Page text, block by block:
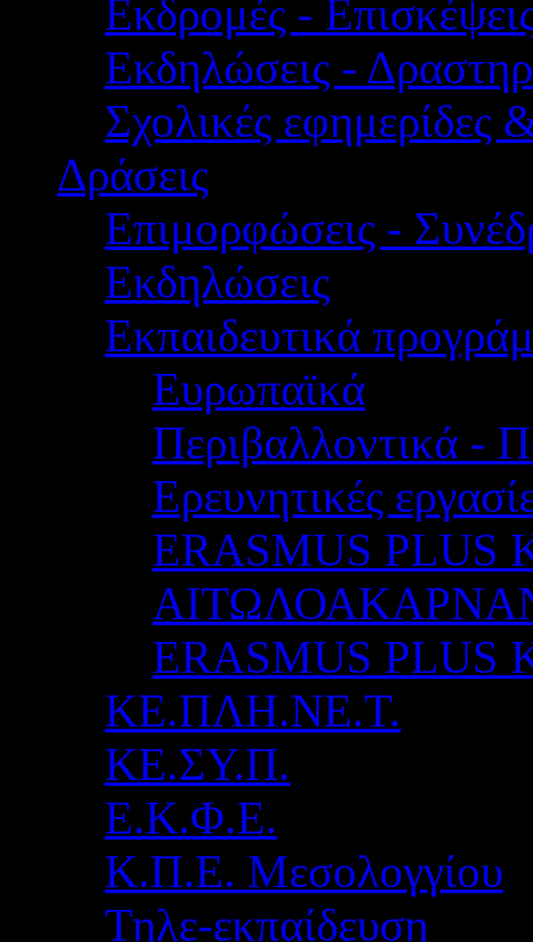
Εκδρομές -
Εκδηλώσεις -
Σχολικές εφημερίδες
Δράσεις
Επιμορφώσεις -
Εκδηλώσεις
Εκπαιδευτικά
Ευρωπαϊκά
Περιβαλλοντικά -
Ερευνητικές
ERASMUS PLUS
ERASMUS
ΚΕ.ΠΛΗ.ΝΕ.Τ.
ΚΕ.ΣΥ.Π.
Ε.Κ.Φ.Ε.
Κ.Π.Ε. Μεσολογγίου
Τηλε-εκπαίδευση